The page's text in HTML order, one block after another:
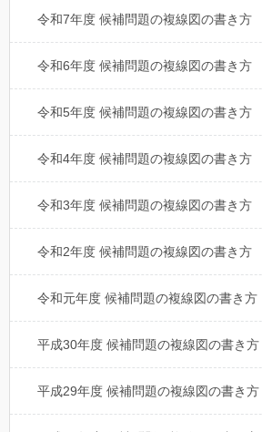
令和7年度 候補問題の複線図の書き方
令和6年度 候補問題の複線図の書き方
令和5年度 候補問題の複線図の書き方
令和4年度 候補問題の複線図の書き方
令和3年度 候補問題の複線図の書き方
令和2年度 候補問題の複線図の書き方
令和元年度 候補問題の複線図の書き方
平成30年度 候補問題の複線図の書き方
平成29年度 候補問題の複線図の書き方